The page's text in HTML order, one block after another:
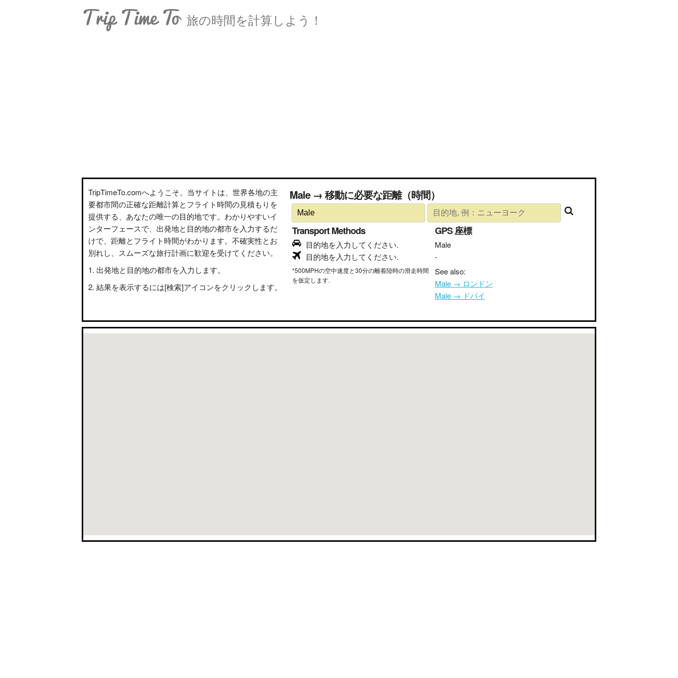
Trip Time To 旅の時間を計算しよう！
TripTimeTo.comへようこそ。当サイトは、世界各地の主
要都市間の正確な距離計算とフライト時間の見積もりを
提供する、あなたの唯一の目的地です。わかりやすいイ
ンターフェースで、出発地と目的地の都市を入力するだ
けで、距離とフライト時間がわかります。不確実性とお
別れし、スムーズな旅行計画に歓迎を受けてください。
出発地と目的地の都市を入力します。
結果を表示するには[検索]アイコンをクリックします。
Male → 移動に必要な距離（時間）
Transport Methods
目的地を入力してください.
目的地を入力してください.
*500MPHの空中速度と30分の離着陸時の滑走時間
を仮定します.
GPS 座標
Male
-
See also:
Male → ロンドン
Male → ドバイ